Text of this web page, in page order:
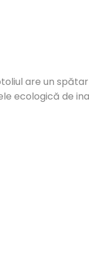
are un spătar
ecologică de